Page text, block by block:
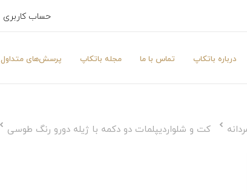
حساب کاربری
درباره باتکاپ تماس با ما مجله باتکاپ پرسش‌های متداول
کت و شلواردیپلمات دو دکمه با ژیله دورو رنگ طوسی